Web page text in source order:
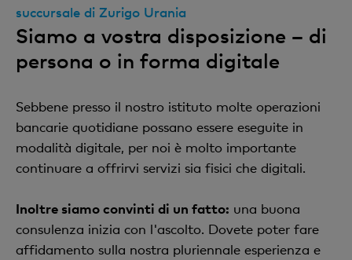
succursale di Zurigo Urania
Siamo a vostra disposizione – di
persona o in forma digitale
Sebbene presso il nostro istituto molte operazioni
bancarie quotidiane possano essere eseguite in
modalità digitale, per noi è molto importante
continuare a offrirvi servizi sia fisici che digitali.
Inoltre siamo convinti di un fatto: una buona
consulenza inizia con l'ascolto. Dovete poter fare
affidamento sulla nostra pluriennale esperienza e